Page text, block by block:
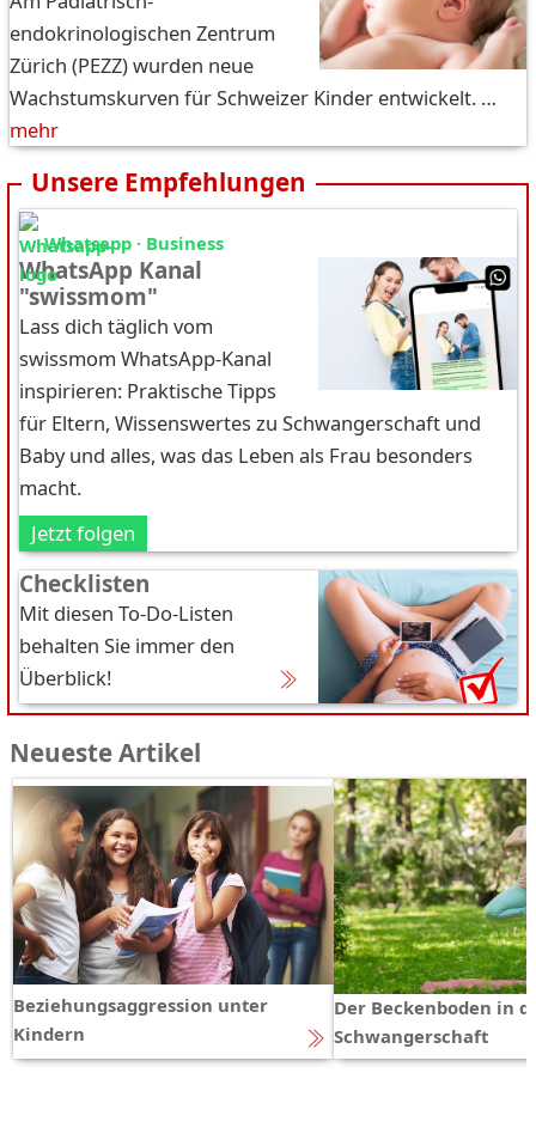
endokrinologischen Zentrum
Zürich (PEZZ) wurden neue
Wachstumskurven für Schweizer Kinder entwickelt. …
mehr
Unsere Empfehlungen
Whatsapp · Business
WhatsApp Kanal
"swissmom"
Lass dich täglich vom
swissmom WhatsApp-Kanal
inspirieren: Praktische Tipps
für Eltern, Wissenswertes zu Schwangerschaft und
Baby und alles, was das Leben als Frau besonders
macht.
Jetzt folgen
Checklisten
Mit diesen To-Do-Listen
behalten Sie immer den
Überblick!
Neueste Artikel
Beziehungsaggression unter
Kindern
Der Beckenboden in
Schwangerschaft